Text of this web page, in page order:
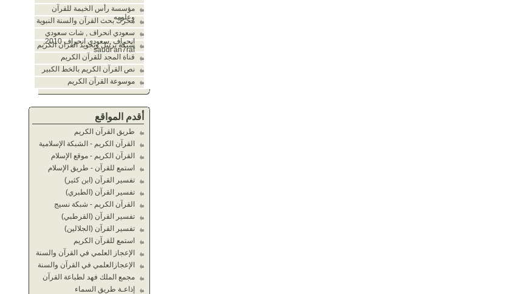
مؤسسة رأس الخيمة للقرآن
وعلومه
محرك بحث القرآن والسنة النبوية
سعودي انحراف , شات سعودي
انحراف ,سعودي انحراف 2010,
saudi an7raf
شبكة ترتيل وتجويد القران الكريم
قناة المجد للقرآن الكريم
نص القرآن الكريم بالخط الكبير
موسوعة القرآن الكريم
أقدم المواقع
طريق القرآن الكريم
القرآن الكريم - الشبكة الإسلامية
القرآن الكريم - موقع الإسلام
استمع للقرآن - طريق الإسلام
تفسير القرآن (ابن كثير)
تفسير القرآن (الطبري)
القرآن الكريم - شبكة نسيج
تفسير القرآن (القرطبي)
تفسير القرآن (الجلالين)
استمع للقرآن الكريم
الإعجاز العلمي في القرآن والسنة
الإعجازالعلمي في القرآن والسنة
مجمع الملك فهد لطباعة القرآن
إذاعـة طريق السماء